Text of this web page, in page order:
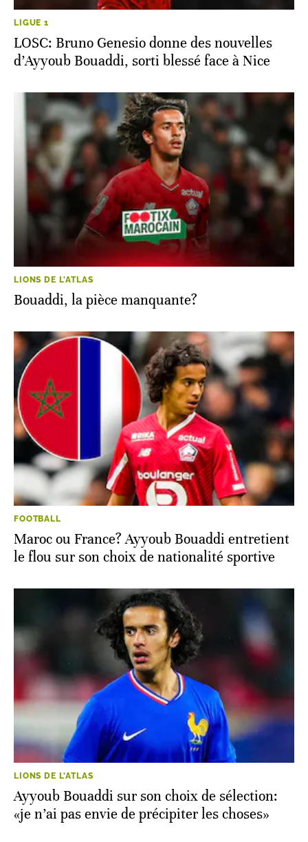
LIGUE 1
LOSC: Bruno Genesio donne des nouvelles
d’Ayyoub Bouaddi, sorti blessé face à Nice
LIONS DE L'ATLAS
Bouaddi, la pièce manquante?
FOOTBALL
Maroc ou France? Ayyoub Bouaddi entretient
le flou sur son choix de nationalité sportive
LIONS DE L'ATLAS
Ayyoub Bouaddi sur son choix de sélection:
«je n’ai pas envie de précipiter les choses»